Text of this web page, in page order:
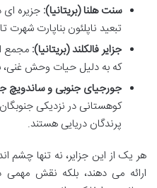
سنت هلنا (بریتانیا): جزیره ای
تبعید ناپلئون بناپارت شهرت
جزایر فالکلند (بریتانیا): مجمع
که به دلیل حیات وحش غنی،
جورجیای جنوبی و ساندویچ
کوهستانی در نزدیکی
پرندگان دریایی هستند.
هر یک از این جزایر، نه تنها چشم
ارائه می دهند، بلکه نقش